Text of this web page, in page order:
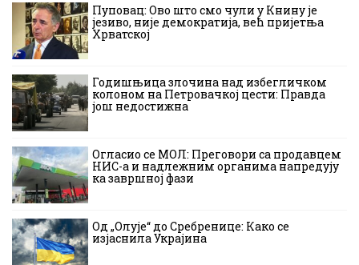
Пуповац: Ово што смо чули у Книну је
језиво, није демократија, већ пријетња
Хрватској
Годишњица злочина над избегличком
колоном на Петровачкој цести: Правда
још недостижна
Огласио се МОЛ: Преговори са продавцем
НИС-а и надлежним органима напредују
ка завршној фази
Од „Олује“ до Сребренице: Како се
изјаснила Украјина